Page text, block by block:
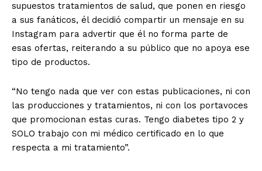
supuestos tratamientos de salud, que ponen en riesgo
a sus fanáticos, él decidió compartir un mensaje en su
Instagram para advertir que él no forma parte de
esas ofertas, reiterando a su público que no apoya ese
tipo de productos.
“No tengo nada que ver con estas publicaciones, ni con
las producciones y tratamientos, ni con los portavoces
que promocionan estas curas. Tengo diabetes tipo 2 y
SOLO trabajo con mi médico certificado en lo que
respecta a mi tratamiento”.